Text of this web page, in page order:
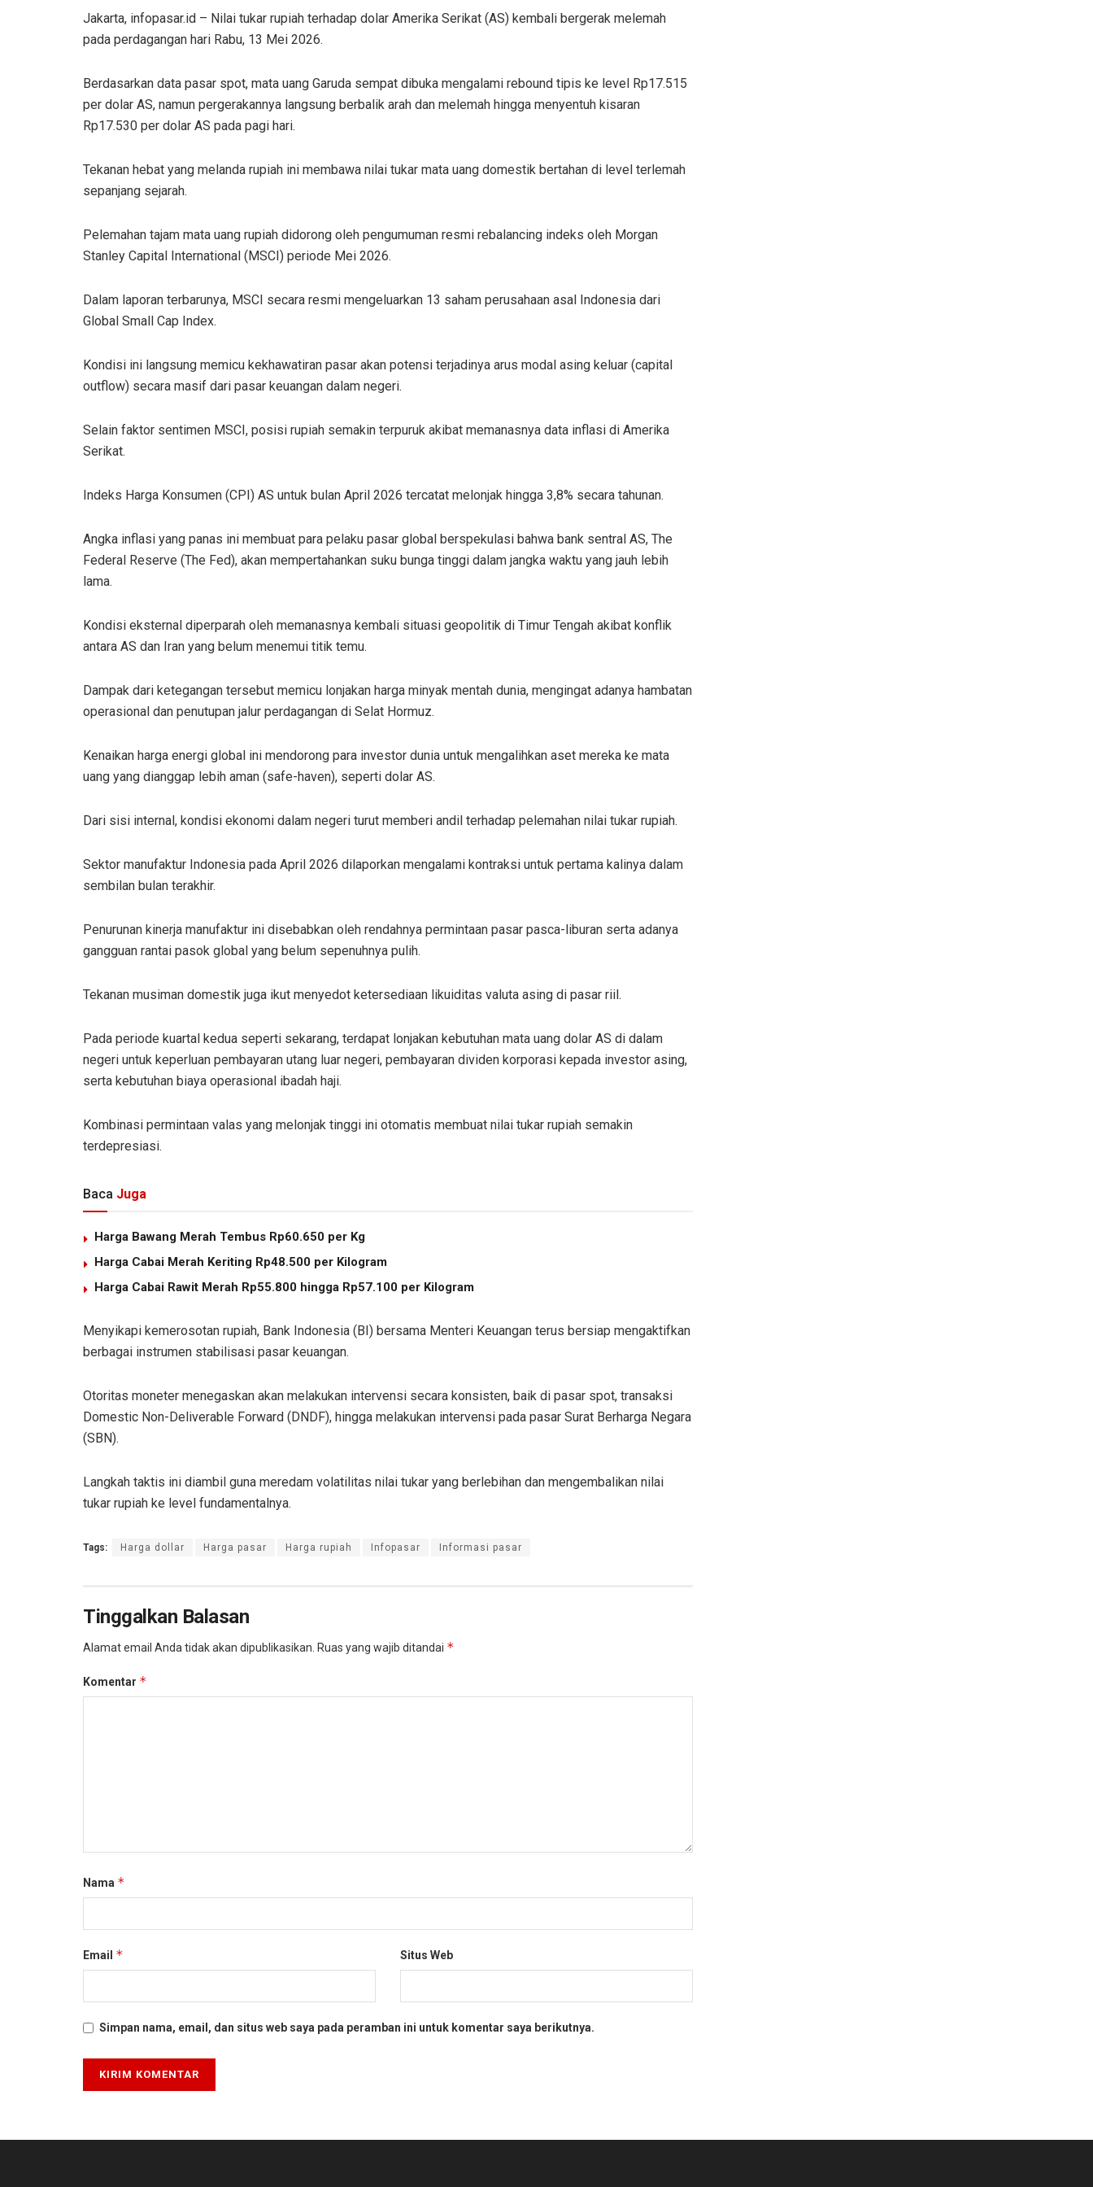
Jakarta, infopasar.id – Nilai tukar rupiah terhadap dolar Amerika Serikat (AS) kembali bergerak melemah
pada perdagangan hari Rabu, 13 Mei 2026.
Berdasarkan data pasar spot, mata uang Garuda sempat dibuka mengalami rebound tipis ke level Rp17.515
per dolar AS, namun pergerakannya langsung berbalik arah dan melemah hingga menyentuh kisaran
Rp17.530 per dolar AS pada pagi hari.
Tekanan hebat yang melanda rupiah ini membawa nilai tukar mata uang domestik bertahan di level terlemah
sepanjang sejarah.
Pelemahan tajam mata uang rupiah didorong oleh pengumuman resmi rebalancing indeks oleh Morgan
Stanley Capital International (MSCI) periode Mei 2026.
Dalam laporan terbarunya, MSCI secara resmi mengeluarkan 13 saham perusahaan asal Indonesia dari
Global Small Cap Index.
Kondisi ini langsung memicu kekhawatiran pasar akan potensi terjadinya arus modal asing keluar (capital
outflow) secara masif dari pasar keuangan dalam negeri.
Selain faktor sentimen MSCI, posisi rupiah semakin terpuruk akibat memanasnya data inflasi di Amerika
Serikat.
Indeks Harga Konsumen (CPI) AS untuk bulan April 2026 tercatat melonjak hingga 3,8% secara tahunan.
Angka inflasi yang panas ini membuat para pelaku pasar global berspekulasi bahwa bank sentral AS, The
Federal Reserve (The Fed), akan mempertahankan suku bunga tinggi dalam jangka waktu yang jauh lebih
lama.
Kondisi eksternal diperparah oleh memanasnya kembali situasi geopolitik di Timur Tengah akibat konflik
antara AS dan Iran yang belum menemui titik temu.
Dampak dari ketegangan tersebut memicu lonjakan harga minyak mentah dunia, mengingat adanya hambatan
operasional dan penutupan jalur perdagangan di Selat Hormuz.
Kenaikan harga energi global ini mendorong para investor dunia untuk mengalihkan aset mereka ke mata
uang yang dianggap lebih aman (safe-haven), seperti dolar AS.
Dari sisi internal, kondisi ekonomi dalam negeri turut memberi andil terhadap pelemahan nilai tukar rupiah.
Sektor manufaktur Indonesia pada April 2026 dilaporkan mengalami kontraksi untuk pertama kalinya dalam
sembilan bulan terakhir.
Penurunan kinerja manufaktur ini disebabkan oleh rendahnya permintaan pasar pasca-liburan serta adanya
gangguan rantai pasok global yang belum sepenuhnya pulih.
Tekanan musiman domestik juga ikut menyedot ketersediaan likuiditas valuta asing di pasar riil.
Pada periode kuartal kedua seperti sekarang, terdapat lonjakan kebutuhan mata uang dolar AS di dalam
negeri untuk keperluan pembayaran utang luar negeri, pembayaran dividen korporasi kepada investor asing,
serta kebutuhan biaya operasional ibadah haji.
Kombinasi permintaan valas yang melonjak tinggi ini otomatis membuat nilai tukar rupiah semakin
terdepresiasi.
Baca Juga
Harga Bawang Merah Tembus Rp60.650 per Kg
Harga Cabai Merah Keriting Rp48.500 per Kilogram
Harga Cabai Rawit Merah Rp55.800 hingga Rp57.100 per Kilogram
Menyikapi kemerosotan rupiah, Bank Indonesia (BI) bersama Menteri Keuangan terus bersiap mengaktifkan
berbagai instrumen stabilisasi pasar keuangan.
Otoritas moneter menegaskan akan melakukan intervensi secara konsisten, baik di pasar spot, transaksi
Domestic Non-Deliverable Forward (DNDF), hingga melakukan intervensi pada pasar Surat Berharga Negara
(SBN).
Langkah taktis ini diambil guna meredam volatilitas nilai tukar yang berlebihan dan mengembalikan nilai
tukar rupiah ke level fundamentalnya.
Tags: Harga dollar Harga pasar Harga rupiah Infopasar Informasi pasar
Tinggalkan Balasan
Alamat email Anda tidak akan dipublikasikan. Ruas yang wajib ditandai *
Komentar *
Nama *
Email * Situs Web
Simpan nama, email, dan situs web saya pada peramban ini untuk komentar saya berikutnya.